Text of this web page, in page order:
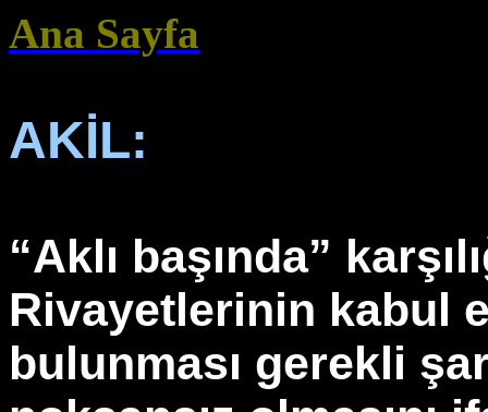
Ana Sayfa
AKİL:
“Aklı başında”
Rivayetlerinin kabul
bulunması gerekli